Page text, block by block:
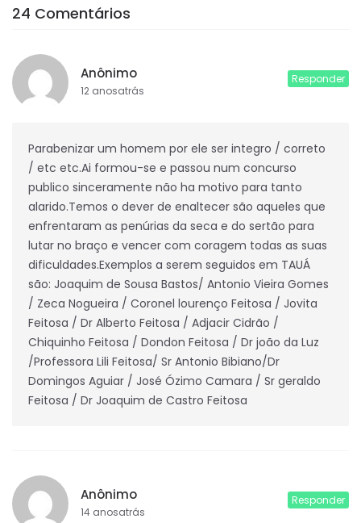
24 Comentários
Anônimo
12 anosatrás
Responder
Parabenizar um homem por ele ser integro / correto
/ etc etc.Ai formou-se e passou num concurso
publico sinceramente não ha motivo para tanto
alarido.Temos o dever de enaltecer são aqueles que
enfrentaram as penúrias da seca e do sertão para
lutar no braço e vencer com coragem todas as suas
dificuldades.Exemplos a serem seguidos em TAUÁ
são: Joaquim de Sousa Bastos/ Antonio Vieira Gomes
/ Zeca Nogueira / Coronel lourenço Feitosa / Jovita
Feitosa / Dr Alberto Feitosa / Adjacir Cidrão /
Chiquinho Feitosa / Dondon Feitosa / Dr joão da Luz
/Professora Lili Feitosa/ Sr Antonio Bibiano/Dr
Domingos Aguiar / José Ózimo Camara / Sr geraldo
Feitosa / Dr Joaquim de Castro Feitosa
Anônimo
14 anosatrás
Responder